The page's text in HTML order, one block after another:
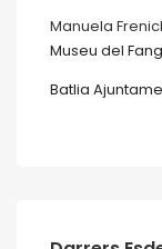
Manuela
Museu del Fang
Batlia